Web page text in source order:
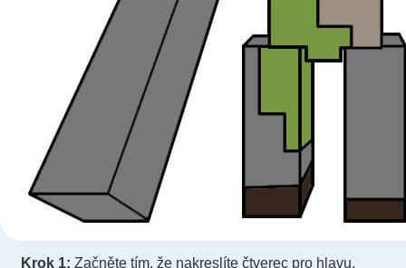
Krok 1: Začněte tím, že nakreslíte čtverec pro hlavu.